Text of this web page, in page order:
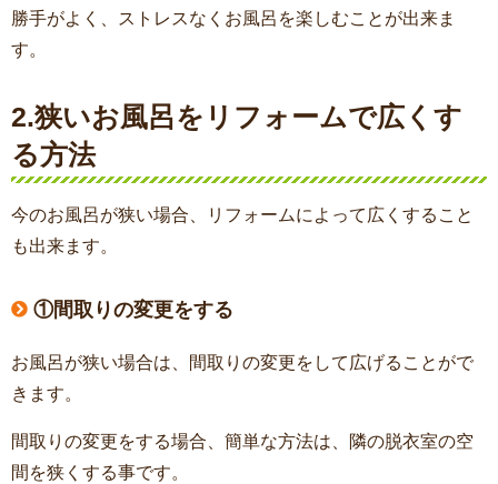
勝手がよく、ストレスなくお風呂を楽しむことが出来ま
す。
2.狭いお風呂をリフォームで広くす
る方法
今のお風呂が狭い場合、リフォームによって広くすること
も出来ます。
①間取りの変更をする
お風呂が狭い場合は、間取りの変更をして広げることがで
きます。
間取りの変更をする場合、簡単な方法は、隣の脱衣室の空
間を狭くする事です。